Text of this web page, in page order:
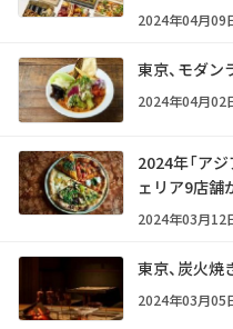
2024年04月09
東京、モダン
2024年04月02
2024年「ア
ェリア9店舗
2024年03月12
東京、炭火
2024年03月05